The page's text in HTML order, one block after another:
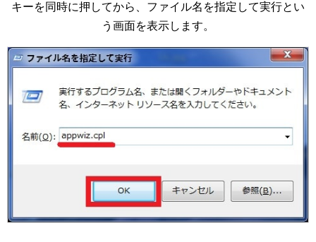
キーを同時に押してから、ファイル名を指定して実行とい
う画面を表示します。